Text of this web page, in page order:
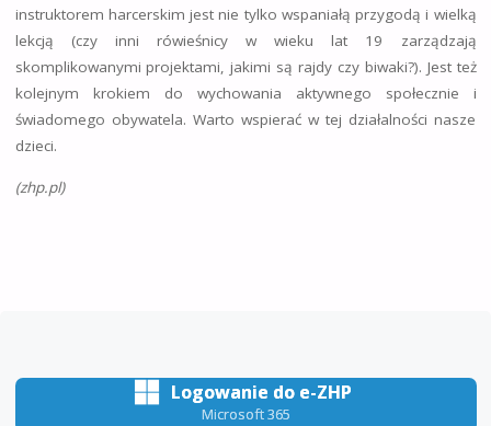
instruktorem harcerskim jest nie tylko wspaniałą przygodą i wielką
lekcją (czy inni rówieśnicy w wieku lat 19 zarządzają
skomplikowanymi projektami, jakimi są rajdy czy biwaki?). Jest też
kolejnym krokiem do wychowania aktywnego społecznie i
świadomego obywatela. Warto wspierać w tej działalności nasze
dzieci.
(zhp.pl)
Logowanie do e-ZHP
Microsoft 365